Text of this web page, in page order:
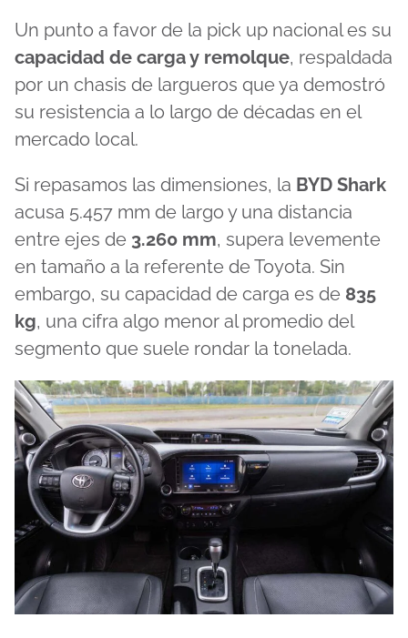
Un punto a favor de la pick up nacional es su
capacidad de carga y remolque, respaldada
por un chasis de largueros que ya demostró
su resistencia a lo largo de décadas en el
mercado local.
Si repasamos las dimensiones, la BYD Shark
acusa 5.457 mm de largo y una distancia
entre ejes de 3.260 mm, supera levemente
en tamaño a la referente de Toyota. Sin
embargo, su capacidad de carga es de 835
kg, una cifra algo menor al promedio del
segmento que suele rondar la tonelada.